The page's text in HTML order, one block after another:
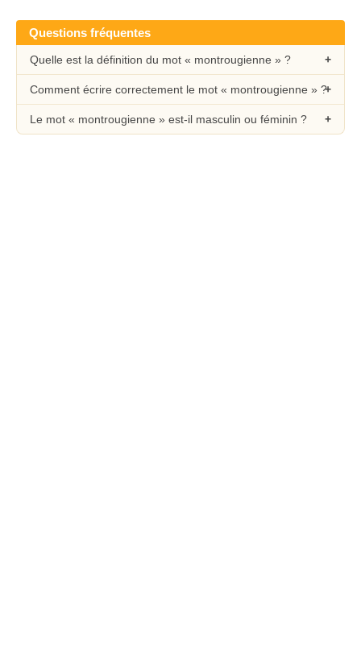
Questions fréquentes
Quelle est la définition du mot « montrougienne » ?
Comment écrire correctement le mot « montrougienne » ?
Le mot « montrougienne » est-il masculin ou féminin ?